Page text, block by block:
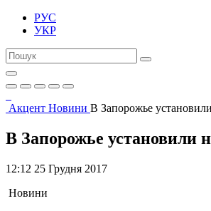
РУС
УКР
Акцент Новини В Запорожье
В Запорожье
12:12 25 Грудня 2017
Новини